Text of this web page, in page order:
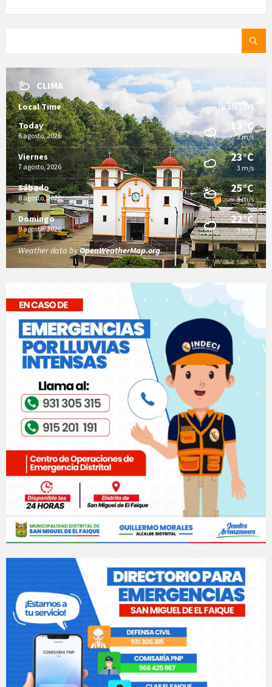
CLIMA
Local Time 8:36 am
Today
6 agosto, 2026
13°C
3 m/s
Viernes
7 agosto, 2026
23°C
3 m/s
Sábado
8 agosto, 2026
25°C
3 m/s
Domingo
9 agosto, 2026
22°C
3 m/s
Weather data byOpenWeatherMap.org